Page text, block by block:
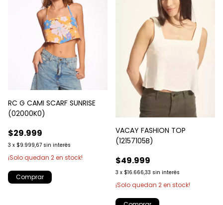
RC G CAMI SCARF SUNRISE
(02000K0)
$29.999
3 x $9.999,67 sin interés
¡Solo quedan 2en stock!
Comprar
VACAY FASHION TOP
(12157105B)
$49.999
3 x $16.666,33 sin interés
¡Solo quedan 2en stock!